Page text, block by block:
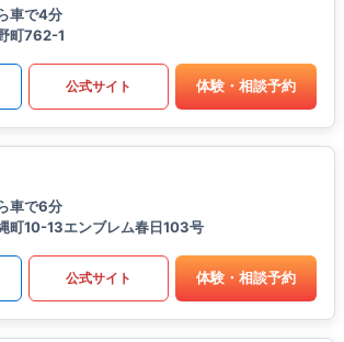
車で4分
町762-1
公式サイト 体験・相談予約
車で6分
町10-13エンブレム春日103号
公式サイト 体験・相談予約